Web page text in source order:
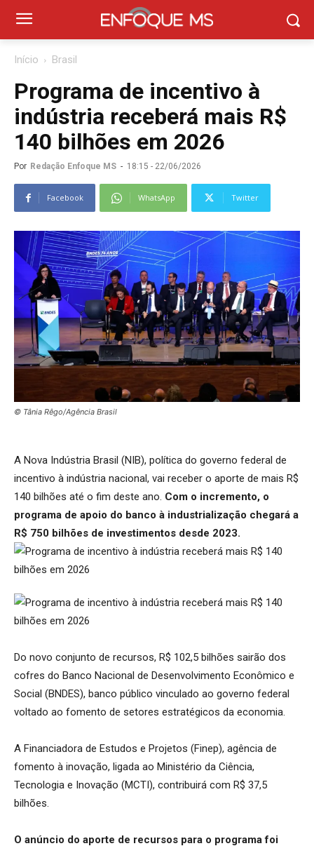
Início Brasil
Programa de incentivo à
indústria receberá mais R$
140 bilhões em 2026
Por Redação Enfoque MS - 18:15 - 22/06/2026
Facebook WhatsApp Twitter
© Tânia Rêgo/Agência Brasil
A Nova Indústria Brasil (NIB), política do governo federal de
incentivo à indústria nacional, vai receber o aporte de mais R$
140 bilhões até o fim deste ano. Com o incremento, o
programa de apoio do banco à industrialização chegará a
R$ 750 bilhões de investimentos desde 2023.
Do novo conjunto de recursos, R$ 102,5 bilhões sairão dos
cofres do Banco Nacional de Desenvolvimento Econômico e
Social (BNDES), banco público vinculado ao governo federal
voltado ao fomento de setores estratégicos da economia.
A Financiadora de Estudos e Projetos (Finep), agência de
fomento à inovação, ligada ao Ministério da Ciência,
Tecnologia e Inovação (MCTI), contribuirá com R$ 37,5
bilhões.
O anúncio do aporte de recursos para o programa foi